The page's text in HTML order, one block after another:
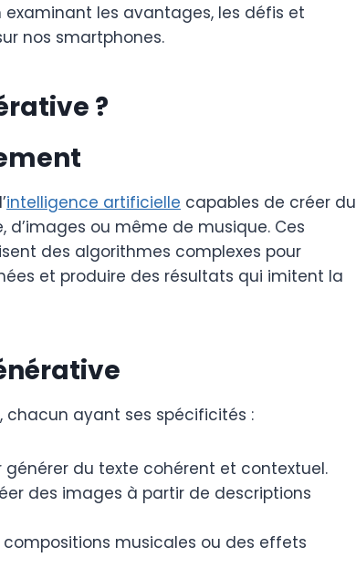
les avantages, les défis et
nos smartphones.
?
intelligence artificielle capables de créer du
d’images ou même de musique. Ces
des algorithmes complexes pour
et produire des résultats qui imitent la
chacun ayant ses spécificités :
générer du texte cohérent et contextuel.
des images à partir de descriptions
compositions musicales ou des effets